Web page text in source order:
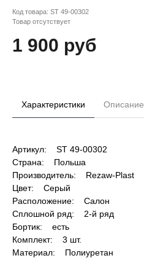
Код товара: ST 49-00302
Товар отсутствует
1 900 руб
Характеристики Описание
Артикул: ST 49-00302
Страна: Польша
Производитель: Rezaw-Plast
Цвет: Серый
Расположение: Салон
Сплошной ряд: 2-й ряд
Бортик: есть
Комплект: 3 шт.
Материал: Полиуретан